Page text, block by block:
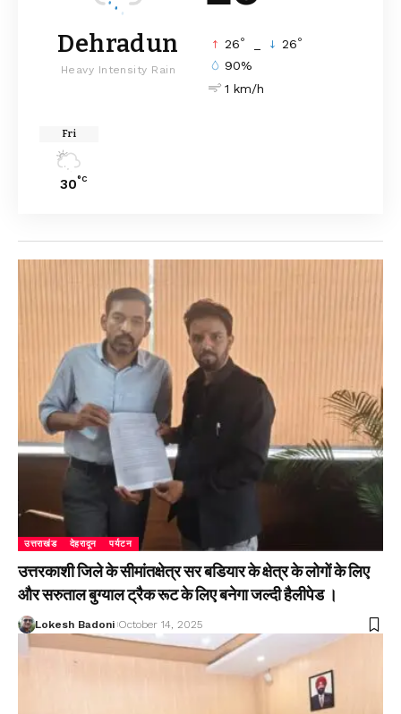
Dehradun
Heavy Intensity Rain
26° 26°
90%
1 km/h
Fri
30°C
उत्तराखंड देहरादून पर्यटन
उत्तरकाशी जिले के सीमांतक्षेत्र सर बडियार के क्षेत्र के लोगों के लिए
और सरुताल बुग्याल ट्रैक रूट के लिए बनेगा जल्दी हैलीपेड ।
Lokesh Badoni October 14, 2025